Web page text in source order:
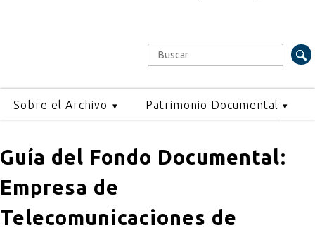
Formulario de búsqueda
Buscar
Sobre el Archivo Patrimonio Documental
Guía del Fondo Documental:
Empresa de
Telecomunicaciones de